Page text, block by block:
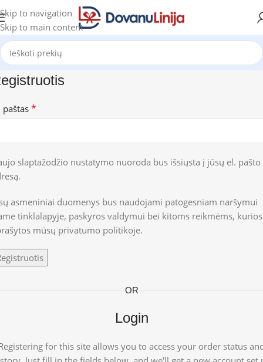
Skip to navigation
Skip to main content
paštas *
slaptažodžio nustatymo nuoroda bus išsiųsta į jūsų el. pašto
asmeniniai duomenys bus naudojami patogesniam naršymui
tinklalapyje, paskyros valdymui bei kitoms reikmėms, kurios
mūsų privatumo politikoje.
OR
Login
for this site allows you to access your order status